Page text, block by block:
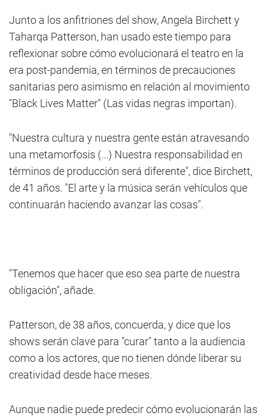
Junto a los anfitriones del show, Angela Birchett y
Taharqa Patterson, han usado este tiempo para
reflexionar sobre cómo evolucionará el teatro en la
era post-pandemia, en términos de precauciones
sanitarias pero asimismo en relación al movimiento
"Black Lives Matter" (Las vidas negras importan).
"Nuestra cultura y nuestra gente están atravesando
una metamorfosis (...) Nuestra responsabilidad en
términos de producción será diferente", dice Birchett,
de 41 años. "El arte y la música serán vehículos que
continuarán haciendo avanzar las cosas".
"Tenemos que hacer que eso sea parte de nuestra
obligación", añade.
Patterson, de 38 años, concuerda, y dice que los
shows serán clave para "curar" tanto a la audiencia
como a los actores, que no tienen dónde liberar su
creatividad desde hace meses.
Aunque nadie puede predecir cómo evolucionarán las